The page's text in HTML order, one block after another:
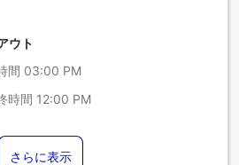
ウト
間 03:00 PM
時間 12:00 PM
さらに表示